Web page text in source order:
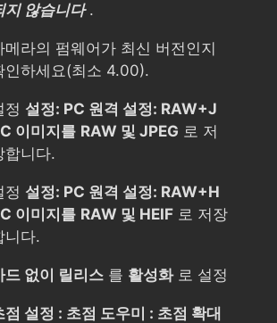
지 않습니다.
메라의 펌웨어가 최신 버전인지
인하세요(최소 4.00).
정 설정: PC 원격 설정: RAW+J
이미지를 RAW 및 JPEG 로 저
합니다.
정 설정: PC 원격 설정: RAW+H
이미지를 RAW 및 HEIF 로 저장
니다.
드 없이 릴리스 를 활성화로 설정
점 설정 : 초점 도우미 : 초점 확대